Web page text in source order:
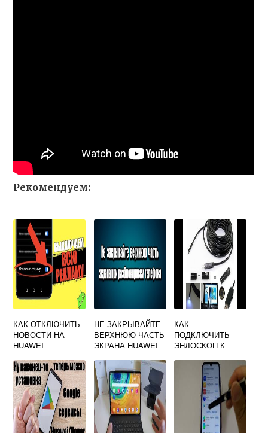
Рекомендуем:
КАК ОТКЛЮЧИТЬ
НОВОСТИ НА
HUAWEI
НЕ ЗАКРЫВАЙТЕ
ВЕРХНЮЮ ЧАСТЬ
ЭКРАНА HUAWEI
КАК
ПОДКЛЮЧИТЬ
ЭНДОСКОП К
HUAWEI